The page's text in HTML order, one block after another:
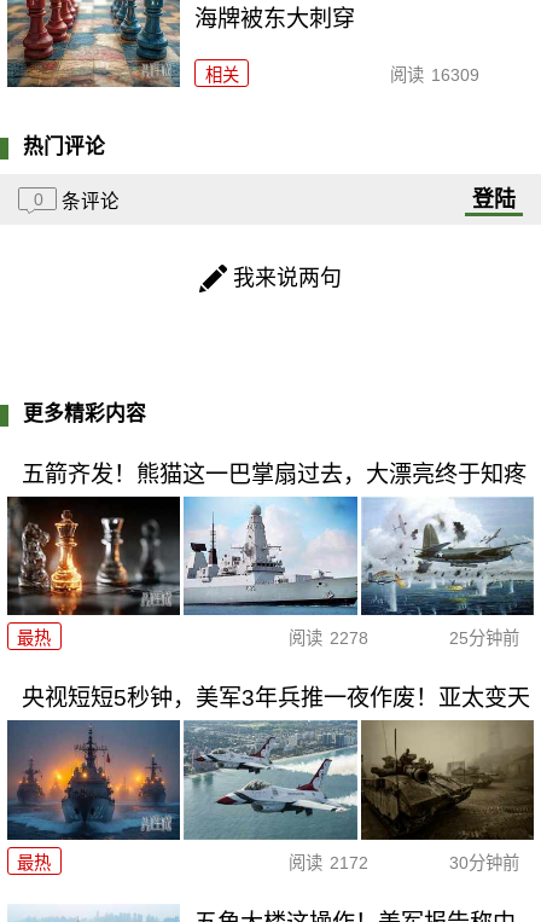
海牌被东大刺穿
相关 阅读 16309
热门评论
0 条评论 登陆
我来说两句
更多精彩内容
五箭齐发！熊猫这一巴掌扇过去，大漂亮终于知疼
最热 阅读 2278 25分钟前
央视短短5秒钟，美军3年兵推一夜作废！亚太变天
最热 阅读 2172 30分钟前